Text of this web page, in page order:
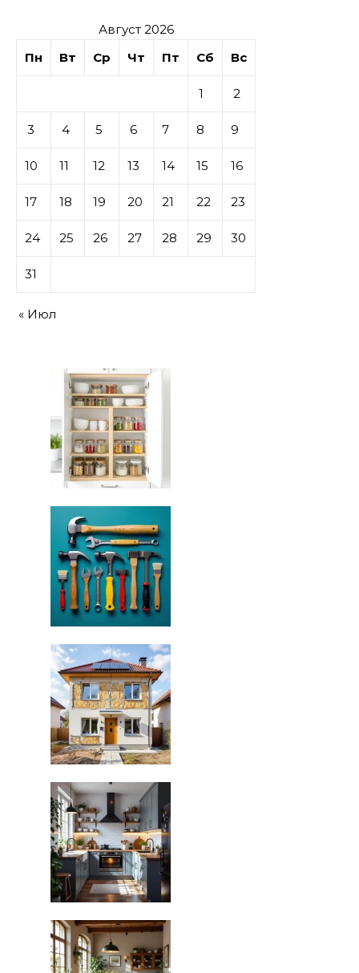
Август 2026
Пн
Вт Ср Чт Пт Сб Вс
1 2
3 4 5 6 7 8 9
10 11 12 13 14 15 16
17 18 19 20 21 22 23
24 25 26 27 28 29 30
31
« Июл